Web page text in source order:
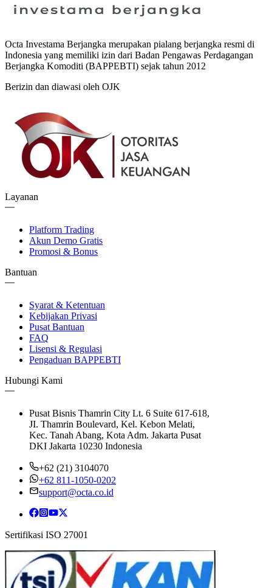
Octa Investama Berjangka merupakan pialang berjangka resmi di
Indonesia yang memiliki izin dari Badan Pengawas Perdagangan
Berjangka Komoditi (BAPPEBTI) sejak tahun 2012
Berizin dan diawasi oleh OJK
Layanan
Platform Trading
Akun Demo Gratis
Promosi & Bonus
Bantuan
Syarat & Ketentuan
Kebijakan Privasi
Pusat Bantuan
FAQ
Lisensi & Regulasi
Pengaduan BAPPEBTI
Hubungi Kami
Pusat Bisnis Thamrin City Lt. 6 Suite 617-618,
JI. Thamrin Boulevard, Kel. Kebon Melati,
Kec. Tanah Abang, Kota Adm. Jakarta Pusat
DKI Jakarta 10230 Indonesia
+62 (21) 3104070
+62 811-1050-0202
support@octa.co.id
Sertifikasi ISO 27001